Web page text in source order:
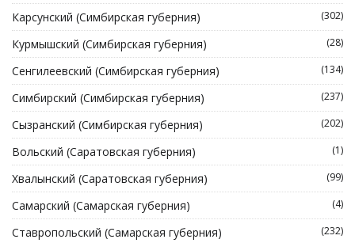
Карсунский (Симбирская губерния) (302)
Курмышский (Симбирская губерния) (28)
Сенгилеевский (Симбирская губерния) (134)
Симбирский (Симбирская губерния) (237)
Сызранский (Симбирская губерния) (202)
Вольский (Саратовская губерния) (1)
Хвалынский (Саратовская губерния) (99)
Самарский (Самарская губерния) (4)
Ставропольский (Самарская губерния) (232)